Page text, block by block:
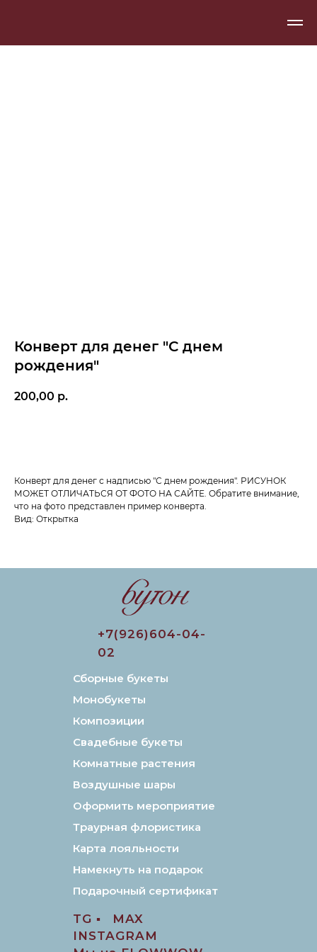
Конверт для денег "С днем
рождения"
200,00 р.
Конверт для денег с надписью "С днем рождения". РИСУНОК
МОЖЕТ ОТЛИЧАТЬСЯ ОТ ФОТО НА САЙТЕ. Обратите внимание,
что на фото представлен пример конверта.
Вид: Открытка
Свадебные букеты
Композиции
Монобукеты
Сборные букеты
Комнатные растения
Воздушные шары
Траурная флористика
Оформить мероприятие
Подарочный сертификат
Намекнуть на подарок
Карта лояльности
+7(926)604-04-
02
TG ▪️
INSTAGRAM
MAX